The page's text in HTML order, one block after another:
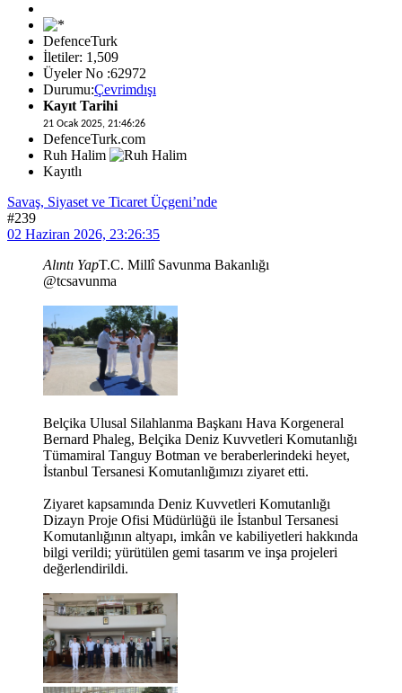
DefenceTurk
İletiler: 1,509
Üyeler No :62972
Durumu:Çevrimdışı
Kayıt Tarihi
21 Ocak 2025, 21:46:26
DefenceTurk.com
Ruh Halim
Kayıtlı
Savaş, Siyaset ve Ticaret Üçgeni’nde
#239
02 Haziran 2026, 23:26:35
Alıntı YapT.C. Millî Savunma Bakanlığı
@tcsavunma
Belçika Ulusal Silahlanma Başkanı Hava Korgeneral
Bernard Phaleg, Belçika Deniz Kuvvetleri Komutanlığı
Tümamiral Tanguy Botman ve beraberlerindeki heyet,
İstanbul Tersanesi Komutanlığımızı ziyaret etti.
Ziyaret kapsamında Deniz Kuvvetleri Komutanlığı
Dizayn Proje Ofisi Müdürlüğü ile İstanbul Tersanesi
Komutanlığının altyapı, imkân ve kabiliyetleri hakkında
bilgi verildi; yürütülen gemi tasarım ve inşa projeleri
değerlendirildi.